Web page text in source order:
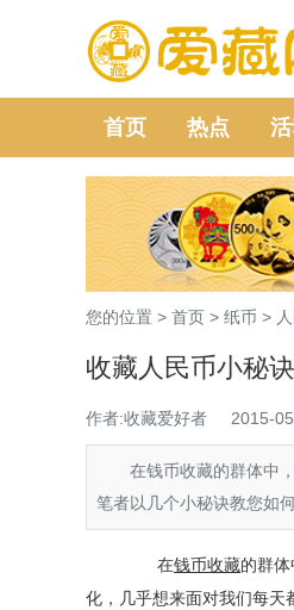
首页 热点
您的位置 > 首页 > 纸币 >
收藏人民币小秘诀
作者:收藏爱好者 2015-
在钱币收藏的群体中，
笔者以几个小秘诀教您如
在钱币收藏的群
化，几乎想来面对我们每天